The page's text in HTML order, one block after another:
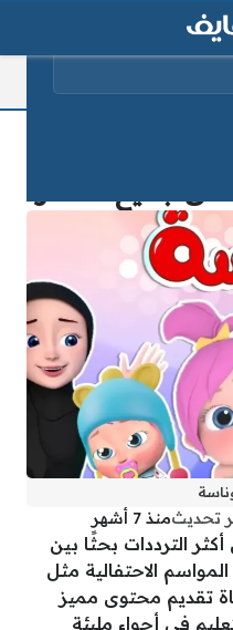
تحديثمنذ 7 أشهر
2026 يعد من أكثر الترددات بحثًا بين
الاحتفالية مثل
تقديم محتوى مميز
في أجواء مليئة